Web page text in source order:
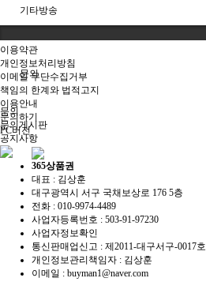
기타방송
문의
문의
문의게시판
공지사항
이용약관
개인정보처리방침
이메일 무단수집거부
책임의 한계와 법적고지
이용안내
문의하기
PC버전
365상품권
대표 : 김상훈
대구광역시 서구 국채보상로 176 5층
전화 : 010-9974-4489
사업자등록번호 : 503-91-97230
사업자정보확인
통신판매업신고 : 제2011-대구서구-0017호
개인정보관리책임자 : 김상훈
이메일 : buyman1@naver.com